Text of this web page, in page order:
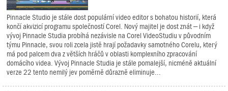
Pinnacle Studio je stále dost populární video editor s bohatou historií, která
končí akvizicí programu společností Corel. Nový majitel je dost znát – i když
vývoj Pinnacle Studia probíhá nezávisle na Corel VideoStudiu v původním
týmu Pinnacle, svou roli zcela jistě hrají požadavky samotného Corelu, který
má pod palcem dva z větších hráčů v oblasti komplexního zpracování
domácího videa. Vývoj Pinnacle Studia je stále pomalejší, nicméně aktuální
verze 22 tento nemilý jev poměrně důrazně eliminuje...